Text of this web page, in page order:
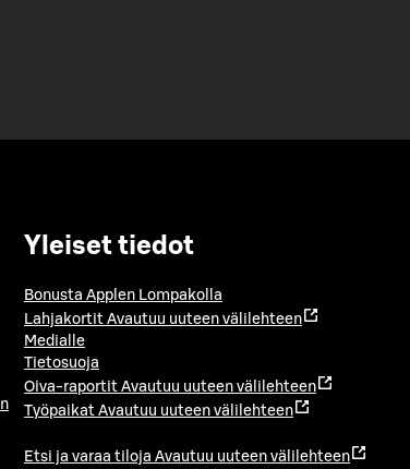
Yleiset tiedot
Bonusta Applen Lompakolla
Lahjakortit Avautuu uuteen välilehteen
Medialle
Tietosuoja
Oiva-raportit Avautuu uuteen välilehteen
Työpaikat Avautuu uuteen välilehteen
Etsi ja varaa tiloja Avautuu uuteen välilehteen